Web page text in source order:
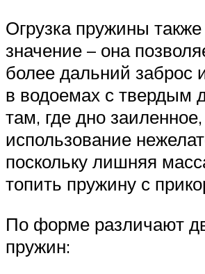
Огрузка пружины
значение – она
более дальний заброс
в водоемах с твердым
там, где дно
использование
поскольку лишняя
топить пружину с
По форме различают
пружин: